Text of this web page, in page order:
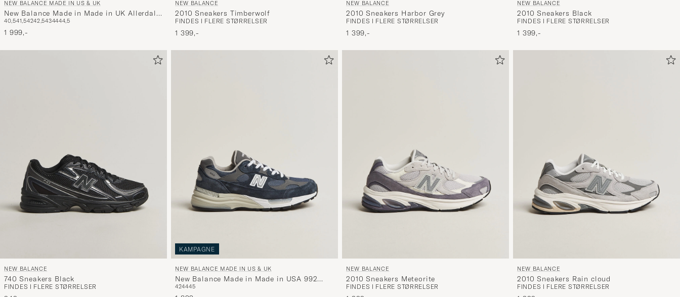
NEW BALANCE MADE IN US & UK
New Balance Made in Made in UK Allerdale
White Pepper
40,541,54242,5434444,5
1 999,-
NEW BALANCE
2010 Sneakers Timberwolf
FINDES I FLERE STØRRELSER
1 399,-
NEW BALANCE
2010 Sneakers Harbor Grey
FINDES I FLERE STØRRELSER
1 399,-
NEW BALANCE
2010 Sneakers Black
FINDES I FLERE STØRRELSER
1 399,-
NEW BALANCE
740 Sneakers Black
FINDES I FLERE STØRRELSER
KAMPAGNE
NEW BALANCE MADE IN US & UK
New Balance Made in Made in USA 992
Navy
424445
NEW BALANCE
2010 Sneakers Meteorite
FINDES I FLERE STØRRELSER
NEW BALANCE
2010 Sneakers Rain cloud
FINDES I FLERE STØRRELSER